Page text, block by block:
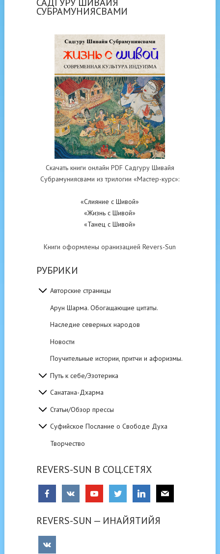
СУБРАМУНИЯСВАМИ
Скачать книги онлайн PDF Садгуру Шивайя
Субрамуниясвами из трилогии «Мастер-курс»:
«Слияние с Шивой»
«Жизнь с Шивой»
«Танец с Шивой»
Книги оформлены оранизацией Revers-Sun
РУБРИКИ
Авторские страницы
Арун Шарма. Обогащающие цитаты.
Наследие северных народов
Новости
Поучительные истории, притчи и афоризмы.
Путь к себе/Эзотерика
Санатана-Дхарма
Статьи/Обзор прессы
Суфийское Послание о Свободе Духа
Творчество
REVERS-SUN В СОЦ.СЕТЯХ
REVERS-SUN — ИНАЙЯТИЙЯ